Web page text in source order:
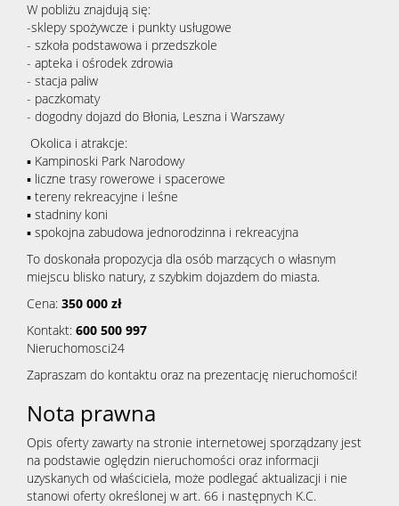
W pobliżu znajdują się:
-sklepy spożywcze i punkty usługowe
- szkoła podstawowa i przedszkole
- apteka i ośrodek zdrowia
- stacja paliw
- paczkomaty
- dogodny dojazd do Błonia, Leszna i Warszawy
Okolica i atrakcje:
▪ Kampinoski Park Narodowy
▪ liczne trasy rowerowe i spacerowe
▪ tereny rekreacyjne i leśne
▪ stadniny koni
▪ spokojna zabudowa jednorodzinna i rekreacyjna
To doskonała propozycja dla osób marzących o własnym
miejscu blisko natury, z szybkim dojazdem do miasta.
Cena: 350 000 zł
Kontakt: 600 500 997
Nieruchomosci24
Zapraszam do kontaktu oraz na prezentację nieruchomości!
Nota prawna
Opis oferty zawarty na stronie internetowej sporządzany jest
na podstawie oględzin nieruchomości oraz informacji
uzyskanych od właściciela, może podlegać aktualizacji i nie
stanowi oferty określonej w art. 66 i następnych K.C.